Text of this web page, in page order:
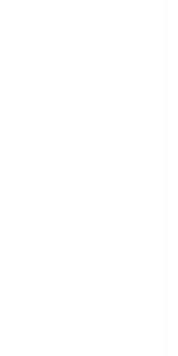
hvězdiček.
hvězdiček.
hvězdiček.